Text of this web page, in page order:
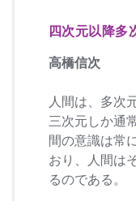
四次元以降多
高橋信次
人間は、多次
三次元しか通
間の意識は常
おり、人間は
るのである。